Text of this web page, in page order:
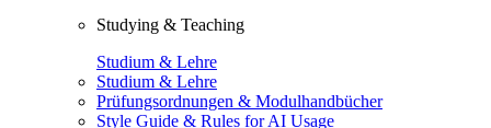
Studying & Teaching
Studium & Lehre
Studium & Lehre
Prüfungsordnungen & Modulhandbücher
Style Guide & Rules for AI Usage